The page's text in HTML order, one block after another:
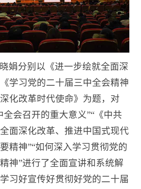
娟分别以《进一步绘就全面深
学习党的二十届三中全会精神
化改革时代使命》为题，对
全会召开的重大意义”“《中共
面深化改革、推进中国式现代
精神”“如何深入学习贯彻党的
神”进行了全面宣讲和系统解
习好宣传好贯彻好党的二十届